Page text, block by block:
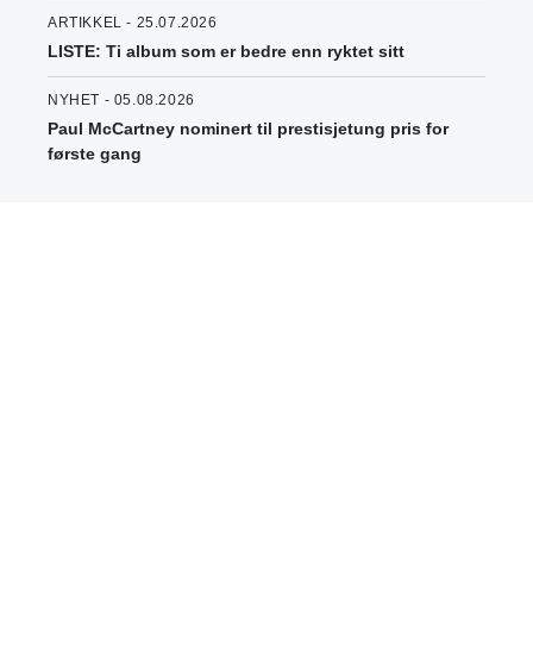
ARTIKKEL - 25.07.2026
LISTE: Ti album som er bedre enn ryktet sitt
NYHET - 05.08.2026
Paul McCartney nominert til prestisjetung pris for
første gang